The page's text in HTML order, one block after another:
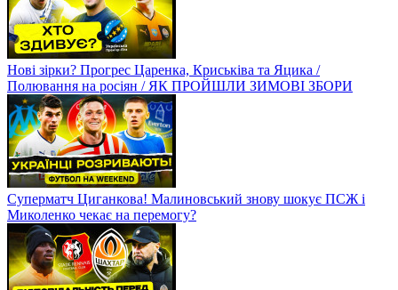
Нові зірки? Прогрес Царенка, Криськіва та Яцика /
Полювання на росіян / ЯК ПРОЙШЛИ ЗИМОВІ ЗБОРИ
Суперматч Циганкова! Малиновський знову шокує ПСЖ і
Миколенко чекає на перемогу?